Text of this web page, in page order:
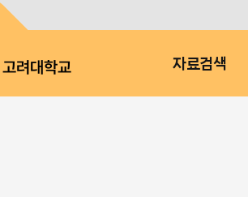
고려대학교 자료검색